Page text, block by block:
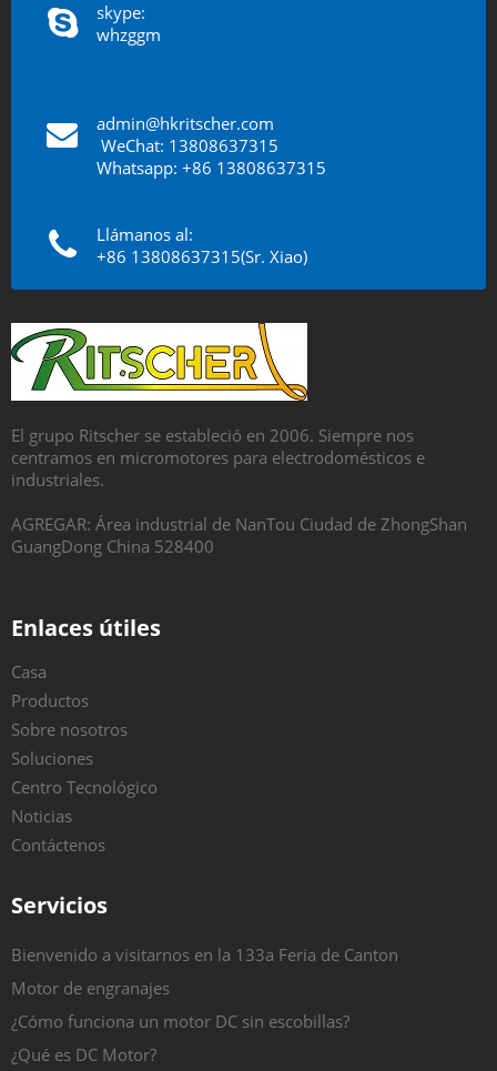
skype:
whzggm
admin@hkritscher.com
WeChat: 13808637315
Whatsapp: +86 13808637315
Llámanos al:
+86 13808637315(Sr. Xiao)
El grupo Ritscher se estableció en 2006. Siempre nos
centramos en micromotores para electrodomésticos e
industriales.
AGREGAR: Área industrial de NanTou Ciudad de ZhongShan
GuangDong China 528400
Enlaces útiles
Casa
Productos
Sobre nosotros
Soluciones
Centro Tecnológico
Noticias
Contáctenos
Servicios
Bienvenido a visitarnos en la 133a Feria de Canton
Motor de engranajes
¿Cómo funciona un motor DC sin escobillas?
¿Qué es DC Motor?